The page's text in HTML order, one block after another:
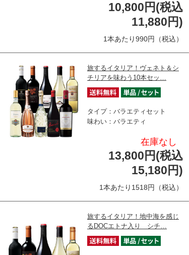
10,800円(税込
11,880円)
1本あたり990円（税込）
旅するイタリア！ヴェネト＆シ
チリアを味わう10本セッ…
タイプ：バラエティセット
味わい：バラエティ
在庫なし
13,800円(税込
15,180円)
1本あたり1518円（税込）
旅するイタリア！地中海を感じ
るDOCエトナ入り シチ…